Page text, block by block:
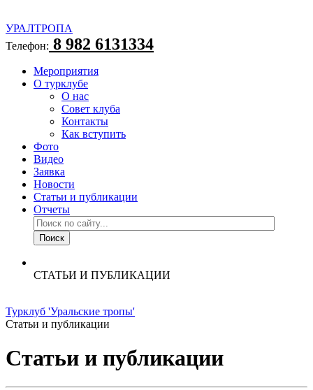
УРАЛТРОПА
Телефон: 8 982 6131334
Мероприятия
О турклубе
О нас
Совет клуба
Контакты
Как вступить
Фото
Видео
Заявка
Новости
Статьи и публикации
Отчеты
СТАТЬИ И ПУБЛИКАЦИИ
Турклуб 'Уральские тропы'
Статьи и публикации
Статьи и публикации